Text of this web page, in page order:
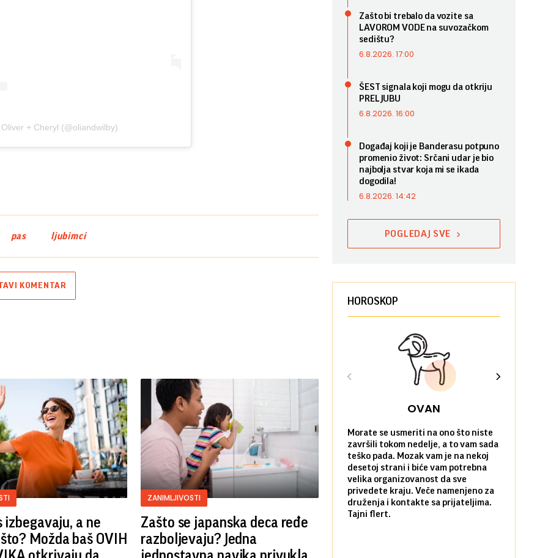
+ Cheryl (@oliandwilby)
pas ljubimci
KOMENTAR
izbegavaju, a ne
Možda baš OVIH
ZANIMLJIVOSTI
Zašto se japanska deca ređe
razboljevaju? Jedna
Zašto bi trebalo da vozite sa
LAVOROM VODE na suvozačkom
sedištu?
6.8.2026. 17:00
ŠEST signala koji mogu da otkriju
PRELJUBU
6.8.2026. 16:00
Događaj koji je Banderasu potpuno
promenio život: Srčani udar je bio
najbolja stvar koja mi se ikada
dogodila!
6.8.2026. 14:42
POGLEDAJ SVE
HOROSKOP
OVAN
Morate se usmeriti na ono što niste
završili tokom nedelje, a to vam sada
teško pada. Mozak vam je na nekoj
desetoj strani i biće vam potrebna
velika organizovanost da sve
privedete kraju. Veče namenjeno za
druženja i kontakte sa prijateljima.
Tajni flert.